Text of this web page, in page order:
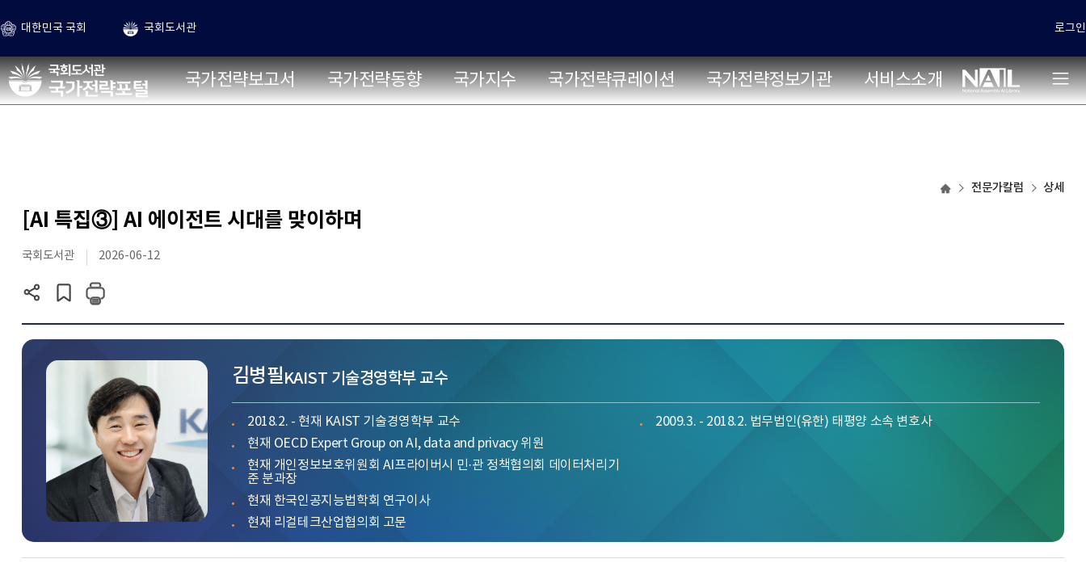
대한민국 국회 국회도서관 로그인
국가전략포털 국가전략보고서 국가전략동향 국가지수 국가전략큐레이션 국가전략정보기관 서비스소개
국가전략포털
전문가칼럼 상세
[AI 특집③] AI 에이전트 시대를 맞이하며
국회도서관 2026-06-12
현재
페이지
게시글
스크랩하기
김병필KAIST 기술경영학부 교수
2018.2. - 현재 KAIST 기술경영학부 교수
현재 OECD Expert Group on AI, data and privacy 위원
현재 개인정보보호위원회 AI프라이버시 민·관 정책협의회 데이터처리기
준 분과장
현재 한국인공지능법학회 연구이사
현재 리걸테크산업협의회 고문
2009.3. - 2018.2. 법무법인(유한) 태평양 소속 변호사